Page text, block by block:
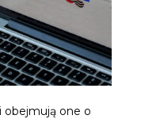
obejmują one o